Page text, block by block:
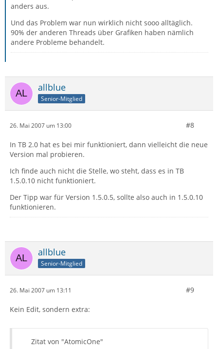
anders aus.
Und das Problem war nun wirklich nicht sooo alltäglich.
90% der anderen Threads über Grafiken haben nämlich
andere Probleme behandelt.
allblue
Senior-Mitglied
26. Mai 2007 um 13:00 #8
In TB 2.0 hat es bei mir funktioniert, dann vielleicht die neue
Version mal probieren.
Ich finde auch nicht die Stelle, wo steht, dass es in TB
1.5.0.10 nicht funktioniert.
Der Tipp war für Version 1.5.0.5, sollte also auch in 1.5.0.10
funktionieren.
allblue
Senior-Mitglied
26. Mai 2007 um 13:11 #9
Kein Edit, sondern extra:
Zitat von "AtomicOne"